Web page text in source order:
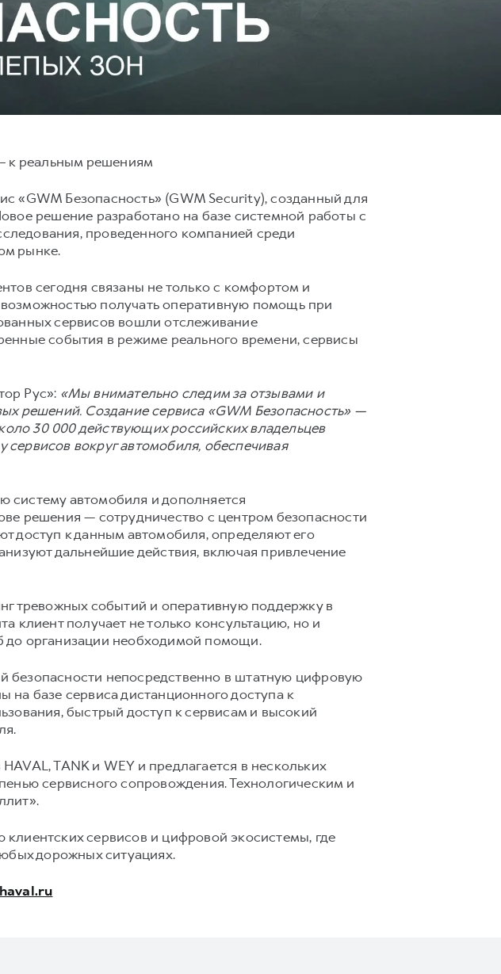
к реальным решениям
«GWM Безопасность» (GWM Security), созданный для
решение разработано на базе системной работы с
проведенного компанией среди
рынке.
сегодня связаны не только с комфортом и
получать оперативную помощь при
сервисов вошли отслеживание
события в режиме реального времени, сервисы
Рус»: «Мы внимательно следим за отзывами и
решений. Создание сервиса «GWM Безопасность» —
30 000 действующих российских владельцев
вокруг автомобиля, обеспечивая
систему автомобиля и дополняется
решения — сотрудничество с центром безопасности
доступ к данным автомобиля, определяют его
дальнейшие действия, включая привлечение
тревожных событий и оперативную поддержку в
получает не только консультацию, но и
до организации необходимой помощи.
безопасности непосредственно в штатную цифровую
на базе сервиса дистанционного доступа к
быстрый доступ к сервисам и высокий
TANK и WEY и предлагается в нескольких
сервисного сопровождения. Технологическим и
клиентских сервисов и цифровой экосистемы, где
дорожных ситуациях.